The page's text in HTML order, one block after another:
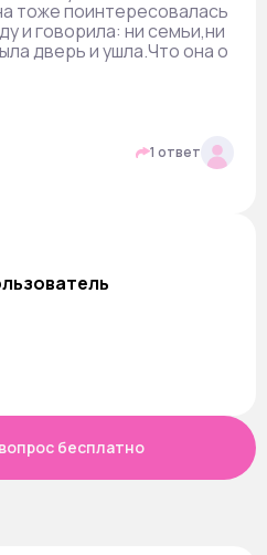
тоже поинтересовалась
и говорила: ни семьи,ни
дверь и ушла.Что она о
1 ответ
бесплатно